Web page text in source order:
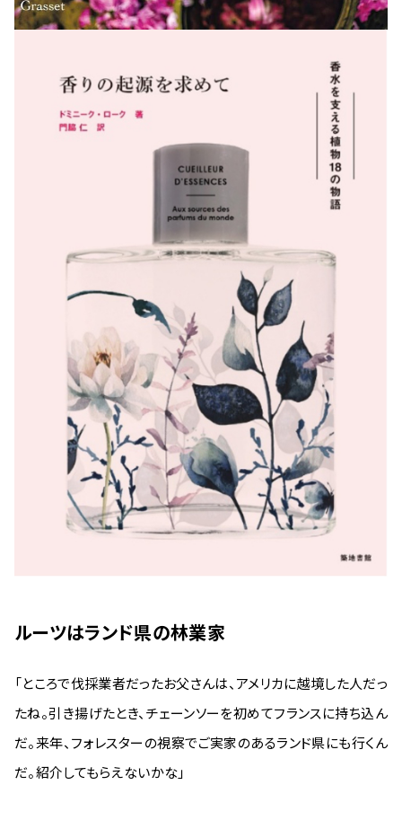
ルーツはランド県の林業家
「ところで伐採業者だったお父さんは、アメリカに越境した人だっ
たね。引き揚げたとき、チェーンソーを初めてフランスに持ち込ん
だ。来年、フォレスターの視察でご実家のあるランド県にも行くん
だ。紹介してもらえないかな」